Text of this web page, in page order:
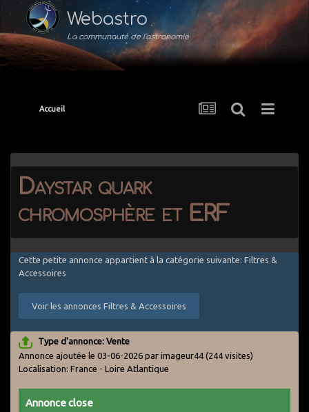
Webastro
La communauté de l'astronomie
Accueil
Daystar quark
chromosphère et ERF
Cette petite annonce appartient à la catégorie suivante: Filtres &
Accessoires
Voir les annonces Filtres & Accessoires
Type d'annonce: Vente
Annonce ajoutée le 03-06-2026 par imageur44 (244 visites)
Localisation: France - Loire Atlantique
Annonce close